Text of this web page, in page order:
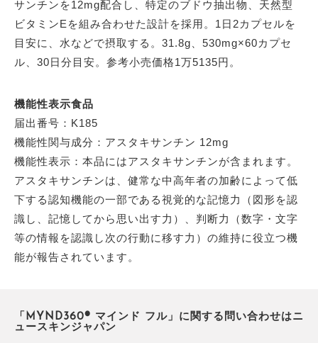
サンチンを12mg配合し、特定のブドウ抽出物、天然型
ビタミンEを組み合わせた設計を採用。1日2カプセルを
目安に、水などで摂取する。31.8g、530mg×60カプセ
ル、30日分目安。参考小売価格1万5135円。
機能性表示食品
届出番号：K185
機能性関与成分：アスタキサンチン 12mg
機能性表示：本品にはアスタキサンチンが含まれます。
アスタキサンチンは、健常な中高年者の加齢によって低
下する認知機能の一部である視覚的な記憶力（図形を認
識し、記憶してから思い出す力）、判断力（数字・文字
等の情報を認識し次の行動に移す力）の維持に役立つ機
能が報告されています。
「MYND360® マインド フル」に関する問い合わせはニ
ュースキンジャパン